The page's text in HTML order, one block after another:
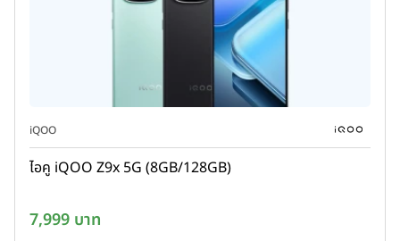
iQOO
ไอคู iQOO Z9x 5G (8GB/128GB)
7,999 บาท